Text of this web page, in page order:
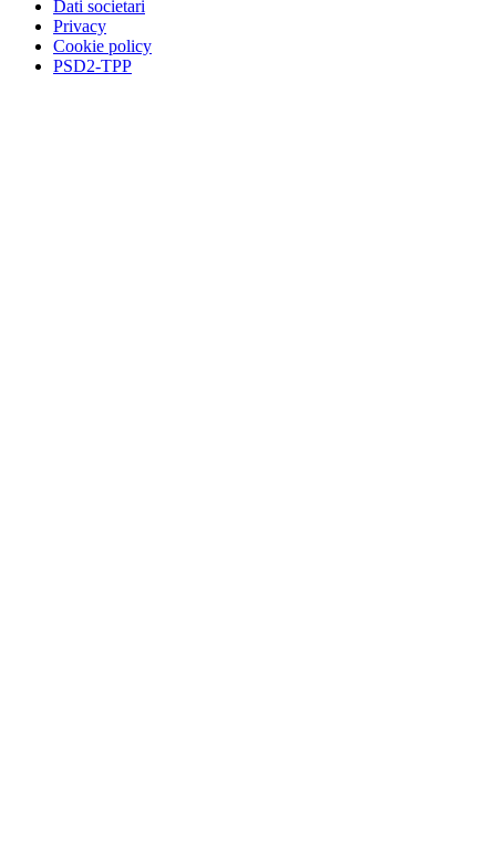
Dati societari
Privacy
Cookie policy
PSD2-TPP